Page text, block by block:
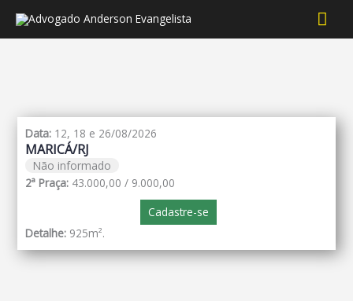
Data: 12, 18 e 26/08/2026
MARICÁ/RJ
Não informado
2ª Praça: 43.000,00 / 9.000,00
Cadastre-se
Detalhe: 925m².